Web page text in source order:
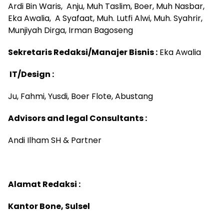
Ardi Bin Waris, Anju, Muh Taslim, Boer, Muh Nasbar,
Eka Awalia, A Syafaat, Muh. Lutfi Alwi, Muh. Syahrir,
Munjiyah Dirga, Irman Bagoseng
Sekretaris Redaksi/Manajer Bisnis : Eka Awalia
IT/Design :
Ju, Fahmi, Yusdi, Boer Flote, Abustang
Advisors and legal Consultants :
Andi Ilham SH & Partner
Alamat Redaksi :
Kantor Bone, Sulsel